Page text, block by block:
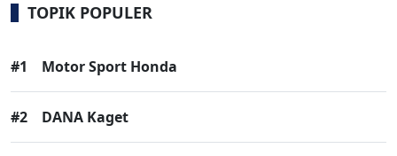
TOPIK POPULER
#1 Motor Sport Honda
#2 DANA Kaget